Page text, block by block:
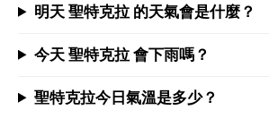
明天 聖特克拉 的天氣會是什麼？
今天 聖特克拉 會下雨嗎？
聖特克拉今日氣溫是多少？